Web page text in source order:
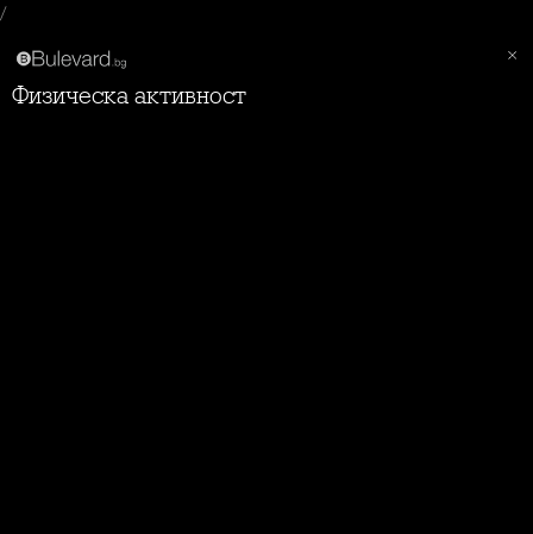
/
Физическа активност